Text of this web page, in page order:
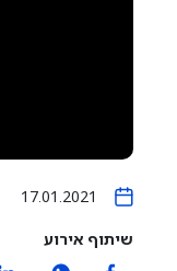
17.01.2021
שיתוף אירוע